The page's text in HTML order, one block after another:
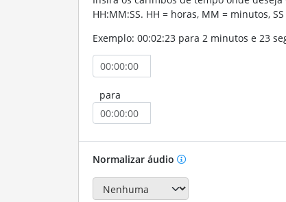
HH:MM:SS. HH = horas, MM = minutos,
Exemplo: 00:02:23 para 2 minutos e 23
para
Normalizar áudio